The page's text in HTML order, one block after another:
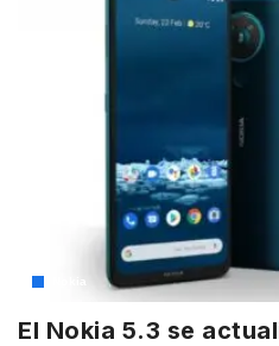
El Nokia 5.3 se